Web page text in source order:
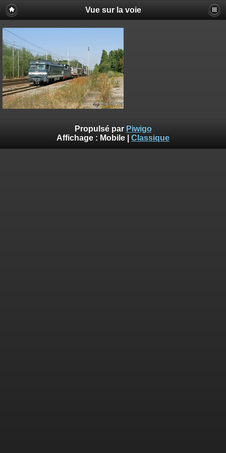
Vue sur la voie
Propulsé par Piwigo
Affichage : Mobile Classique